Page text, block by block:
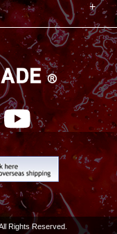
Rights Reserved.